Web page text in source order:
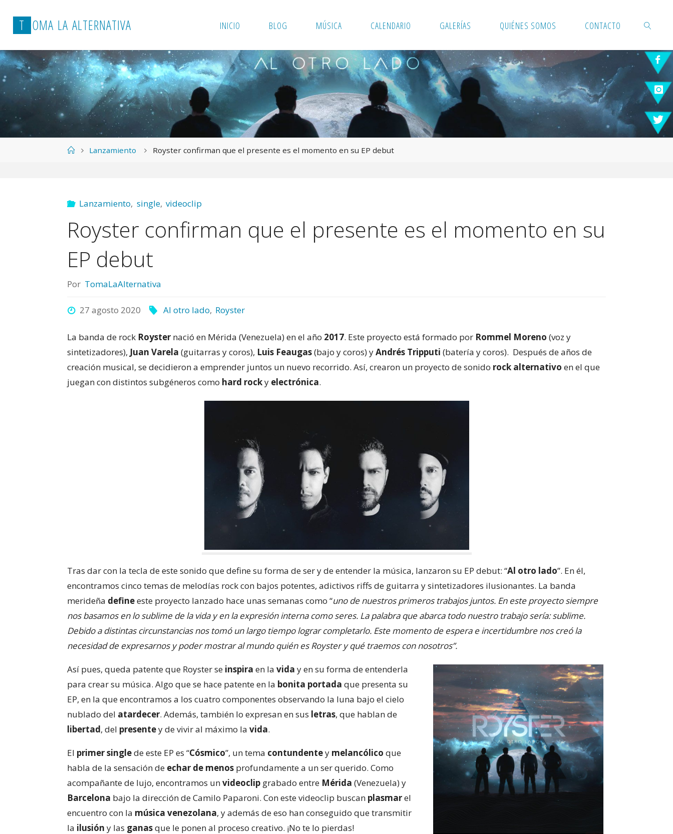
T OMA LA ALTERNATIVA INICIO BLOG MÚSICA CALENDARIO GALERÍAS QUIÉNES SOMOS CONTACTO
BUSCAR
PáginaLanzamiento Royster confirman que el presente es el momento en su EP debut
Lanzamiento, single, videoclip
Royster confirman que el presente es el momento en su
EP debut
Por TomaLaAlternativa
27 agosto 2020 Al otro lado, Royster
La banda de rock Royster nació en Mérida (Venezuela) en el año 2017. Este proyecto está formado por Rommel Moreno (voz y
sintetizadores), Juan Varela (guitarras y coros), Luis Feaugas(bajo y coros) yAndrés Tripputi(batería y coros). Después de años de
creación musical, se decidieron a emprender juntos un nuevo recorrido. Así, crearon un proyecto de sonido rock alternativo en el que
juegan con distintos subgéneros como hard rocky electrónica.
Tras dar con la tecla de este sonido que define su forma de ser y de entender la música, lanzaron su EP debut: “Al otro lado”. En él,
encontramos cinco temas de melodías rock con bajos potentes, adictivos riffs de guitarra y sintetizadores ilusionantes. La banda
merideña defineeste proyecto lanzado hace unas semanas como “uno de nuestros primeros trabajos juntos. En este proyecto siempre
nos basamos en lo sublime de la vida y en la expresión interna como seres. La palabra que abarca todo nuestro trabajo sería: sublime.
Debido a distintas circunstancias nos tomó un largo tiempo lograr completarlo. Este momento de espera e incertidumbre nos creó la
necesidad de expresarnos y poder mostrar al mundo quién es Royster y qué traemos con nosotros”.
Así pues, queda patente que Royster se inspira en la vida y en su forma de entenderla
para crear su música. Algo que se hace patente en la bonita portada que presenta su
EP, en la que encontramos a los cuatro componentes observando la luna bajo el cielo
nublado del atardecer. Además, también lo expresan en sus letras, que hablan de
libertad, del presentey de vivir al máximo lavida.
El primer singlede este EP es “Cósmico”, un tema contundentey melancólico que
habla de la sensación de echar de menos profundamente a un ser querido. Como
acompañante de lujo, encontramos unvideoclip grabado entre Mérida (Venezuela) y
Barcelona bajo la dirección de Camilo Paparoni. Con este videoclip buscan plasmarel
encuentro con la música venezolana, y además de eso han conseguido que transmitir
la ilusión y las ganasque le ponen al proceso creativo. ¡No te lo pierdas!